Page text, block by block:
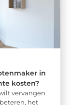
in
kosten?
vervangen
het